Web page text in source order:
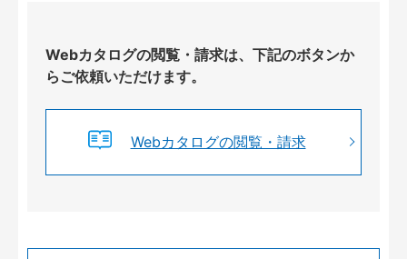
Webカタログの閲覧・請求は、下記のボタンか
らご依頼いただけます。
Webカタログの閲覧・請求